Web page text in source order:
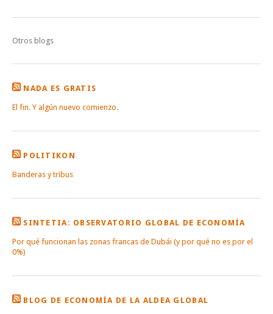
Otros blogs
NADA ES GRATIS
El fin. Y algún nuevo comienzo.
POLITIKON
Banderas y tribus
SINTETIA: OBSERVATORIO GLOBAL DE ECONOMÍA
Por qué funcionan las zonas francas de Dubái (y por qué no es por el
0%)
BLOG DE ECONOMÍA DE LA ALDEA GLOBAL